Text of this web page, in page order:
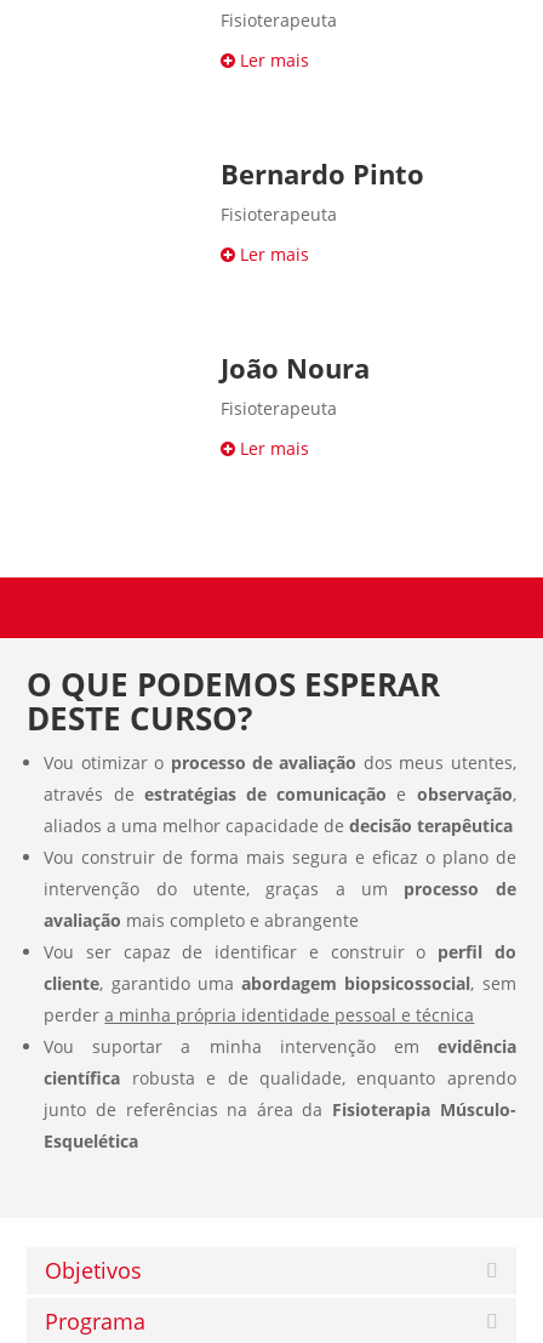
Fisioterapeuta
Ler mais
Bernardo Pinto
Fisioterapeuta
Ler mais
João Noura
Fisioterapeuta
Ler mais
O QUE PODEMOS ESPERAR
DESTE CURSO?
Vou otimizar o processo de avaliação dos meus utentes,
através de estratégias de comunicação e observação,
aliados a uma melhor capacidade dedecisão terapêutica
Vou construir de forma mais segura e eficaz o plano de
intervenção do utente, graças a um processo de
avaliação mais completo e abrangente
Vou ser capaz de identificar e construir o perfil do
cliente, garantido umaabordagem biopsicossocial, sem
perdera minha própria identidade pessoal e técnica
Vou suportar a minha intervenção em evidência
científica robusta e de qualidade, enquanto aprendo
junto de referências na área da Fisioterapia Músculo-
Esquelética
Objetivos
Programa